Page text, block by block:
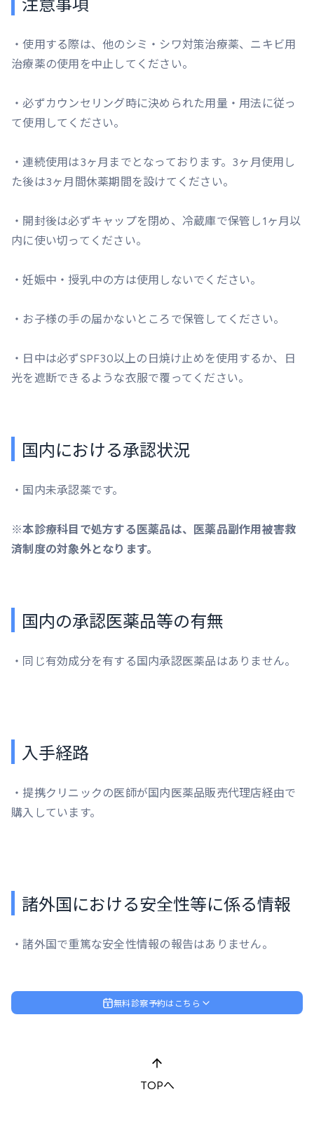
注意事項
・使用する際は、他のシミ・シワ対策治療薬、ニキビ用
治療薬の使用を中止してください。
・必ずカウンセリング時に決められた用量・用法に従っ
て使用してください。
・連続使用は3ヶ月までとなっております。3ヶ月使用し
た後は3ヶ月間休薬期間を設けてください。
・開封後は必ずキャップを閉め、冷蔵庫で保管し1ヶ月以
内に使い切ってください。
・妊娠中・授乳中の方は使用しないでください。
・お子様の手の届かないところで保管してください。
・日中は必ずSPF30以上の日焼け止めを使用するか、日
光を遮断できるような衣服で覆ってください。
国内における承認状況
・国内未承認薬です。
※本診療科目で処方する医薬品は、医薬品副作用被害救
済制度の対象外となります。
国内の承認医薬品等の有無
・同じ有効成分を有する国内承認医薬品はありません。
入手経路
・提携クリニックの医師が国内医薬品販売代理店経由で
購入しています。
諸外国における安全性等に係る情報
・諸外国で重篤な安全性情報の報告はありません。
無料診察予約はこちら
TOPへ